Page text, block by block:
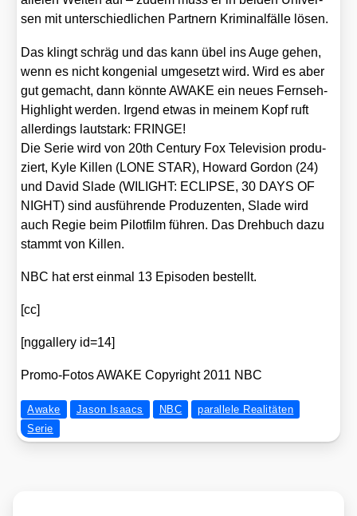
sen mit unter­schied­li­chen Part­nern Kri­mi­nal­fäl­le lösen.
Das klingt schräg und das kann übel ins Auge gehen,
wenn es nicht kon­ge­ni­al umge­setzt wird. Wird es aber
gut gemacht, dann könn­te AWAKE ein neu­es Fern­seh-
High­light wer­den. Irgend etwas in mei­nem Kopf ruft
aller­dings laut­stark: FRINGE!
Die Serie wird von 20th Cen­tu­ry Fox Tele­vi­si­on pro­du­
ziert, Kyle Kil­len (LONE STAR), Howard Gor­don (24)
und David Sla­de (WILIGHT: ECLIPSE, 30 DAYS OF
NIGHT) sind aus­füh­ren­de Pro­du­zen­ten, Sla­de wird
auch Regie beim Pilot­film füh­ren. Das Dreh­buch dazu
stammt von Kil­len.
NBC hat erst ein­mal 13 Epi­so­den bestellt.
[cc]
[nggal­lery id=14]
Pro­mo-Fotos AWAKE Copy­right 2011 NBC
Awake Jason Isaacs NBC
parallele Realitäten
Serie